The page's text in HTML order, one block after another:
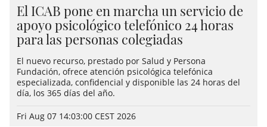
El ICAB pone en marcha un servicio de
apoyo psicológico telefónico 24 horas
para las personas colegiadas
El nuevo recurso, prestado por Salud y Persona
Fundación, ofrece atención psicológica telefónica
especializada, confidencial y disponible las 24 horas del
día, los 365 días del año.
Fri Aug 07 14:03:00 CEST 2026